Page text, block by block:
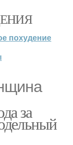
похудение
за